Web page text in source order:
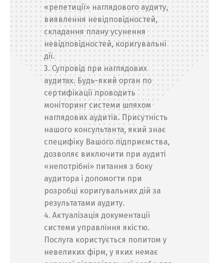
«репетиції» наглядового аудиту,
виявлення невідповідностей,
складання плану усунення
невідповідностей, коригувальні
дії.
3. Супровід при наглядових
аудитах. Будь-який орган по
сертифікації проводить
моніторинг системи шляхом
наглядових аудитів. Присутність
нашого консультанта, який знає
специфіку Вашого підприємства,
дозволяє виключити при аудиті
«непотрібні» питання з боку
аудитора і допомогти при
розробці коригувальних дій за
результатами аудиту.
4. Актуалізація документації
системи управління якістю.
Послуга користується попитом у
невеликих фірм, у яких немає